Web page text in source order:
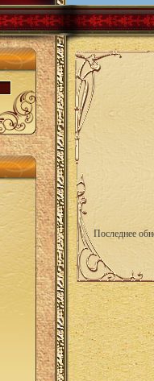
Последнее